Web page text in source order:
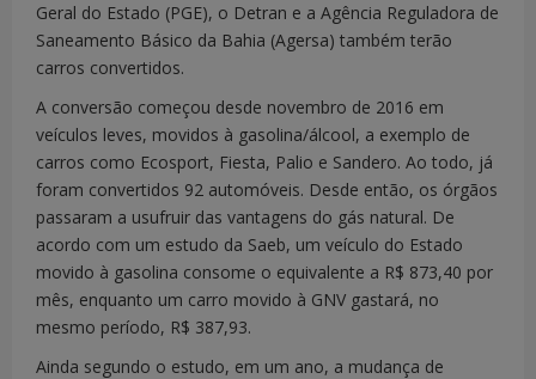
Geral do Estado (PGE), o Detran e a Agência Reguladora de
Saneamento Básico da Bahia (Agersa) também terão
carros convertidos.
A conversão começou desde novembro de 2016 em
veículos leves, movidos à gasolina/álcool, a exemplo de
carros como Ecosport, Fiesta, Palio e Sandero. Ao todo, já
foram convertidos 92 automóveis. Desde então, os órgãos
passaram a usufruir das vantagens do gás natural. De
acordo com um estudo da Saeb, um veículo do Estado
movido à gasolina consome o equivalente a R$ 873,40 por
mês, enquanto um carro movido à GNV gastará, no
mesmo período, R$ 387,93.
Ainda segundo o estudo, em um ano, a mudança de